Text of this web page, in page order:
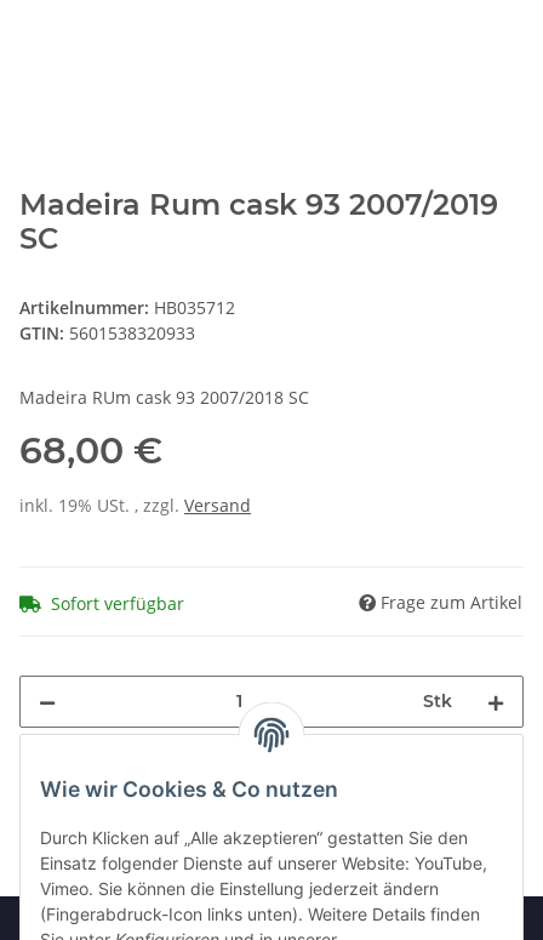
Wie wir Cookies & Co nutzen
Durch Klicken auf „Alle akzeptieren“ gestatten Sie den
Einsatz folgender Dienste auf unserer Website: YouTube,
Vimeo. Sie können die Einstellung jederzeit ändern
(Fingerabdruck-Icon links unten). Weitere Details finden
Madeira Rum cask 93 2007/2019
SC
Artikelnummer: HB035712
GTIN: 5601538320933
Madeira RUm cask 93 2007/2018 SC
68,00 €
inkl. 19% USt. , zzgl. Versand
Sofort verfügbar Frage zum Artikel
Stk